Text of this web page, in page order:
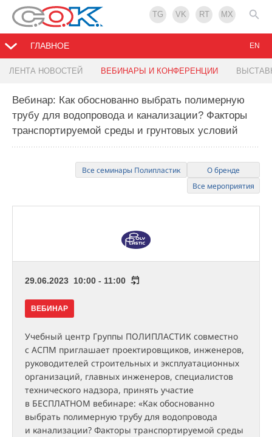
TG VK RT MX
ГЛАВНОЕ
ЛЕНТА НОВОСТЕЙ ВЕБИНАРЫ И КОНФЕРЕНЦИИ
EN
Вебинар: Как обоснованно выбрать полимерную
трубу для водопровода и канализации? Факторы
транспортируемой среды и грунтовых условий
Все семинары Полипластик
О бренде
Все мероприятия
29.06.2023 10:00 - 11:00
ВЕБИНАР
Учебный центр Группы ПОЛИПЛАСТИК совместно
с АСПМ приглашает проектировщиков, инженеров,
руководителей строительных и эксплуатационных
организаций, главных инженеров, специалистов
технического надзора, принять участие
в БЕСПЛАТНОМ вебинаре: «Как обоснованно
выбрать полимерную трубу для водопровода
и канализации? Факторы транспортируемой среды